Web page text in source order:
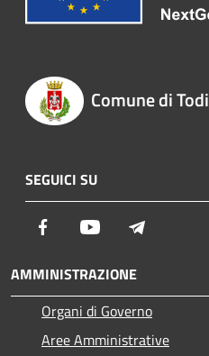
Comune di Todi
SEGUICI SU
Facebook Youtube
AMMINISTRAZIONE
Organi di Governo
Aree Amministrative